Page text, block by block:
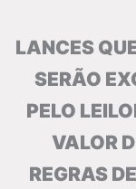
LANCES
SERÃO
PELO
VALOR
REGRAS